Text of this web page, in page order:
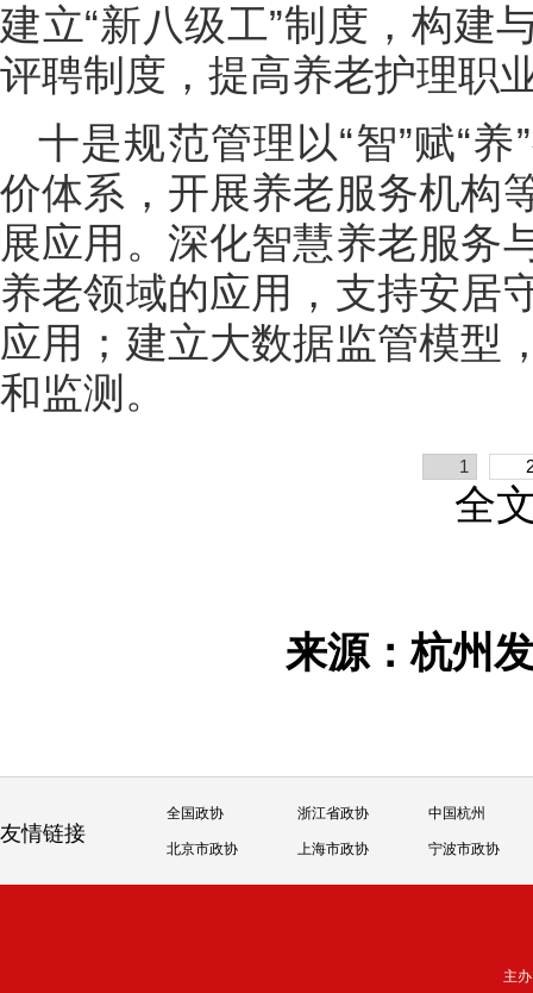
建立“新八级工”制度，构建
评聘制度，提高养老护理职
十是规范管理以“智”赋“
价体系，开展养老服务机构
展应用。深化智慧养老服务
养老领域的应用，支持安居
应用；建立大数据监管模型
和监测。
1
全
来源：杭
友情链接
全国政协 浙江省政协 中国杭州
北京市政协 上海市政协 宁波市政协
主